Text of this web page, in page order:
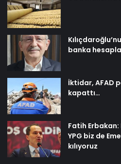
banka
İktidar, AFAD
kapattı…
Fatih
YPG biz de
kılıyoruz